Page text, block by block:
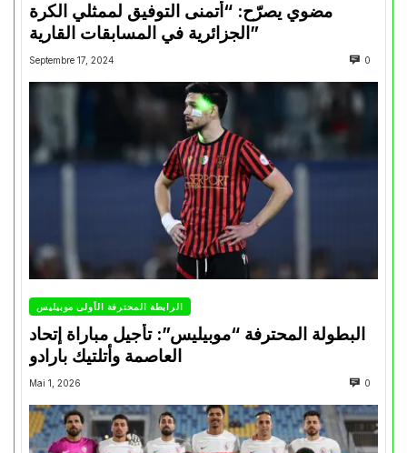
مضوي يصرّح: “أتمنى التوفيق لممثلي الكرة
الجزائرية في المسابقات القارية”
Septembre 17, 2024 0
الرابطة المحترفة الأولى موبيليس
البطولة المحترفة “موبيليس”: تأجيل مباراة إتحاد
العاصمة وأتلتيك بارادو
Mai 1, 2026 0